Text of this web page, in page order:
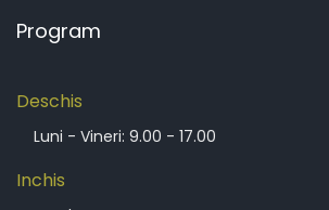
Program
Deschis
Luni - Vineri: 9.00 - 17.00
Inchis